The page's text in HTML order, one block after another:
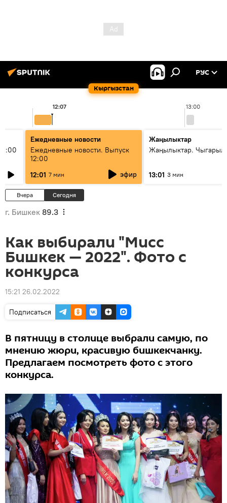
Кыргызстан
РУС
13:00
12:07
Ежедневные новости
Ежедневные новости. Выпуск
12:00
12:01 7 мин эфир
Жаңылыктар
Жаңылыктар.
13:01 3 мин
Вчера Сегодня
г. Бишкек 89.3
Как выбирали "Мисс
Бишкек — 2022". Фото с
конкурса
15:21 26.02.2022
Подписаться
В пятницу в столице выбрали самую, по
мнению жюри, красивую бишкекчанку.
Предлагаем посмотреть фото с этого
конкурса.